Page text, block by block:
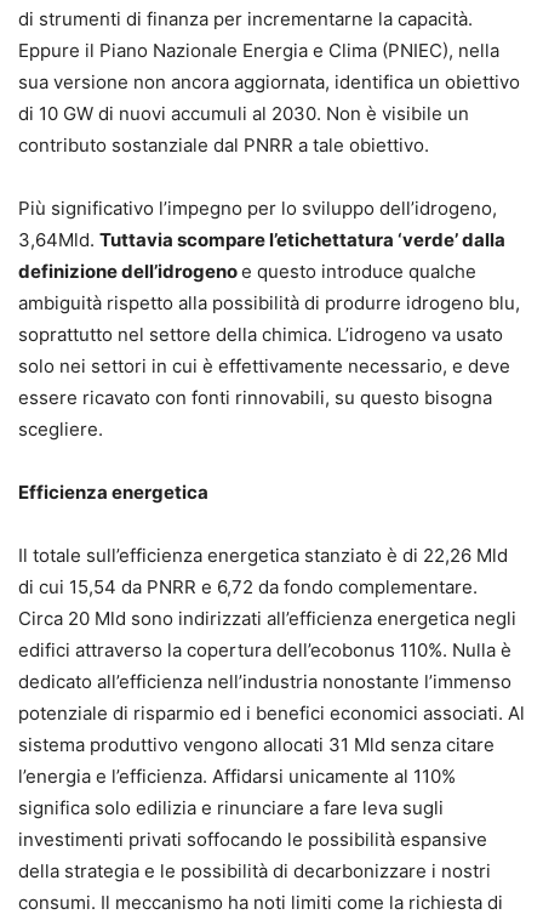
di strumenti di finanza per incrementarne la capacità.
Eppure il Piano Nazionale Energia e Clima (PNIEC), nella
sua versione non ancora aggiornata, identifica un obiettivo
di 10 GW di nuovi accumuli al 2030. Non è visibile un
contributo sostanziale dal PNRR a tale obiettivo.
Più significativo l’impegno per lo sviluppo dell’idrogeno,
3,64Mld. Tuttavia scompare l’etichettatura ‘verde’ dalla
definizione dell’idrogenoe questo introduce qualche
ambiguità rispetto alla possibilità di produrre idrogeno blu,
soprattutto nel settore della chimica. L’idrogeno va usato
solo nei settori in cui è effettivamente necessario, e deve
essere ricavato con fonti rinnovabili, su questo bisogna
scegliere.
Efficienza energetica
Il totale sull’efficienza energetica stanziato è di 22,26 Mld
di cui 15,54 da PNRR e 6,72 da fondo complementare.
Circa 20 Mld sono indirizzati all’efficienza energetica negli
edifici attraverso la copertura dell’ecobonus 110%. Nulla è
dedicato all’efficienza nell’industria nonostante l’immenso
potenziale di risparmio ed i benefici economici associati. Al
sistema produttivo vengono allocati 31 Mld senza citare
l’energia e l’efficienza. Affidarsi unicamente al 110%
significa solo edilizia e rinunciare a fare leva sugli
investimenti privati soffocando le possibilità espansive
della strategia e le possibilità di decarbonizzare i nostri
consumi. Il meccanismo ha noti limiti come la richiesta di